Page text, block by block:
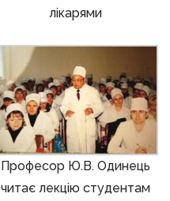
лікарями
Професор Ю.В. Одинець
читає лекцію студентам